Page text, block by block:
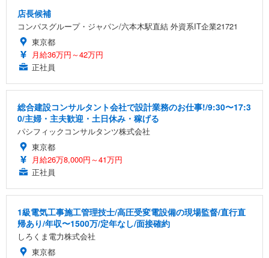
店長候補
コンパスグループ・ジャパン/六本木駅直結 外資系IT企業21721
東京都
月給36万円～42万円
正社員
総合建設コンサルタント会社で設計業務のお仕事!/9:30〜17:3
0/主婦・主夫歓迎・土日休み・稼げる
パシフィックコンサルタンツ株式会社
東京都
月給26万8,000円～41万円
正社員
1級電気工事施工管理技士/高圧受変電設備の現場監督/直行直
帰あり/年収〜1500万/定年なし/面接確約
しろくま電力株式会社
東京都